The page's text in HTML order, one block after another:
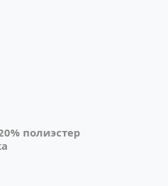
полиэстер